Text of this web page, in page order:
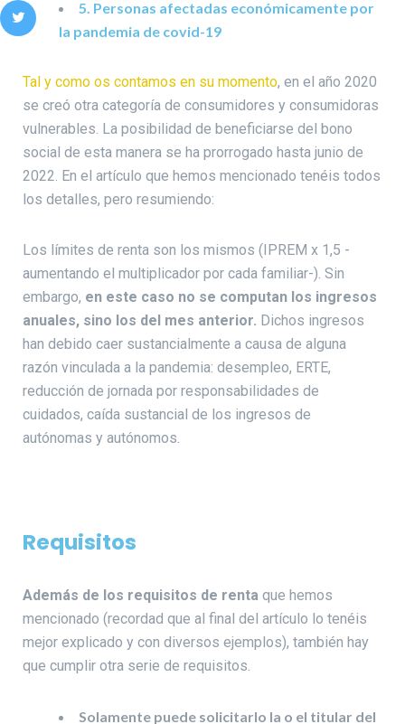
5. Personas afectadas económicamente por
la pandemia de covid-19
Tal y como os contamos en su momento, en el año 2020
se creó otra categoría de consumidores y consumidoras
vulnerables. La posibilidad de beneficiarse del bono
social de esta manera se ha prorrogado hasta junio de
2022. En el artículo que hemos mencionado tenéis todos
los detalles, pero resumiendo:
Los límites de renta son los mismos (IPREM x 1,5 -
aumentando el multiplicador por cada familiar-). Sin
embargo, en este caso no se computan los ingresos
anuales, sino los del mes anterior. Dichos ingresos
han debido caer sustancialmente a causa de alguna
razón vinculada a la pandemia: desempleo, ERTE,
reducción de jornada por responsabilidades de
cuidados, caída sustancial de los ingresos de
autónomas y autónomos.
Requisitos
Además de los requisitos de renta que hemos
mencionado (recordad que al final del artículo lo tenéis
mejor explicado y con diversos ejemplos), también hay
que cumplir otra serie de requisitos.
Solamente puede solicitarlo la o el titular del